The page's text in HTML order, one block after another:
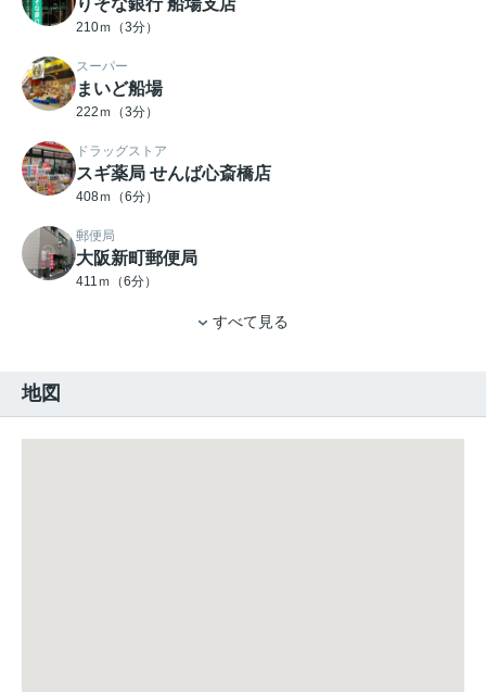
りそな銀行 船場支店
210ｍ（3分）
スーパー
まいど船場
222ｍ（3分）
ドラッグストア
スギ薬局 せんば心斎橋店
408ｍ（6分）
郵便局
大阪新町郵便局
411ｍ（6分）
すべて見る
地図